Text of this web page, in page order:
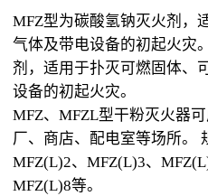
MFZ型为碳酸氢钠灭火剂，
气体及带电设备的初起火灾
剂，适用于扑灭可燃固体、
设备的初起火灾。
MFZ、MFZL型干粉灭火器
厂、商店、配电室等场所。
MFZ(L)2、MFZ(L)3、
MFZ(L)8等。